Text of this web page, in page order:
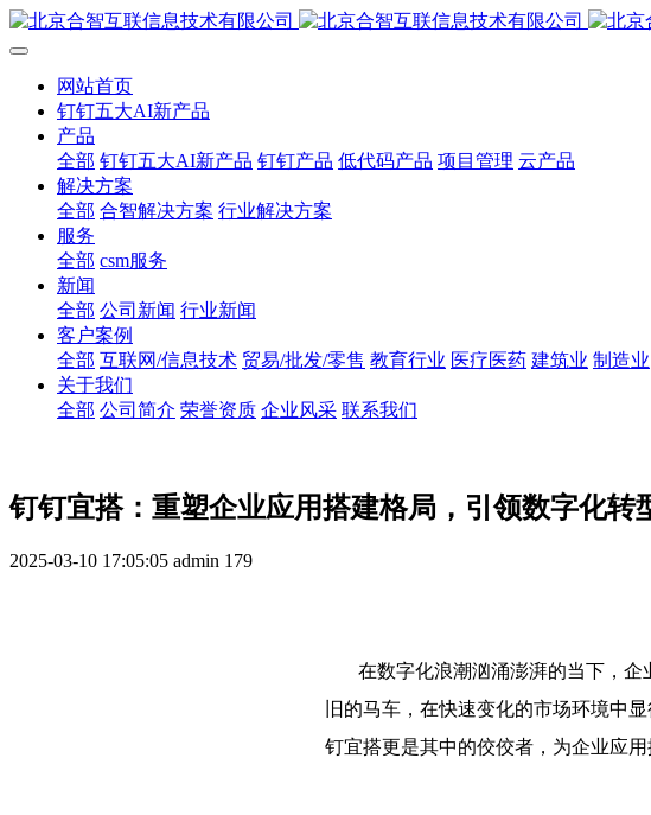
网站首页
钉钉五大AI新产品
产品
全部 钉钉五大AI新产品 钉钉产品 低代码产品 项目管理 云产品
解决方案
全部 合智解决方案 行业解决方案
服务
全部 csm服务
新闻
全部 公司新闻 行业新闻
客户案例
全部 互联网/信息技术 贸易/批发/零售 教育行业 医疗医药 建筑业 制造业
关于我们
全部 公司简介 荣誉资质 企业风采 联系我们
钉钉宜搭：重塑企业应用搭建格局，引领数字化转
2025-03-10 17:05:05 admin 179
在数字化浪潮汹涌澎湃的当下，企
旧的马车，在快速变化的市场环境中
钉宜搭更是其中的佼佼者，为企业应